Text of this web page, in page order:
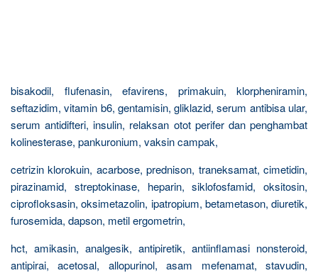
bisakodil, flufenasin, efavirens, primakuin, klorpheniramin,
seftazidim, vitamin b6, gentamisin, gliklazid, serum antibisa ular,
serum antidifteri, insulin, relaksan otot perifer dan penghambat
kolinesterase, pankuronium, vaksin campak,
cetrizin klorokuin, acarbose, prednison, traneksamat, cimetidin,
pirazinamid, streptokinase, heparin, siklofosfamid, oksitosin,
ciprofloksasin, oksimetazolin, ipatropium, betametason, diuretik,
furosemida, dapson, metil ergometrin,
hct, amikasin, analgesik, antipiretik, antiinflamasi nonsteroid,
antipirai, acetosal, allopurinol, asam mefenamat, stavudin,